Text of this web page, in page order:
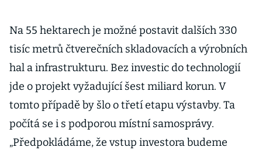
Na 55 hektarech je možné postavit dalších 330
tisíc metrů čtverečních skladovacích a výrobních
hal a infrastrukturu. Bez investic do technologií
jde o projekt vyžadující šest miliard korun. V
tomto případě by šlo o třetí etapu výstavby. Ta
počítá se i s podporou místní samosprávy.
„Předpokládáme, že vstup investora budeme